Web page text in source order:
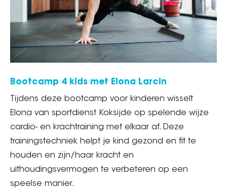
Bootcamp 4 kids met Elona Larcin
Tijdens deze bootcamp voor kinderen wisselt
Elona van sportdienst Koksijde op spelende wijze
cardio- en krachtraining met elkaar af. Deze
trainingstechniek helpt je kind gezond en fit te
houden en zijn/haar kracht en
uithoudingsvermogen te verbeteren op een
speelse manier.